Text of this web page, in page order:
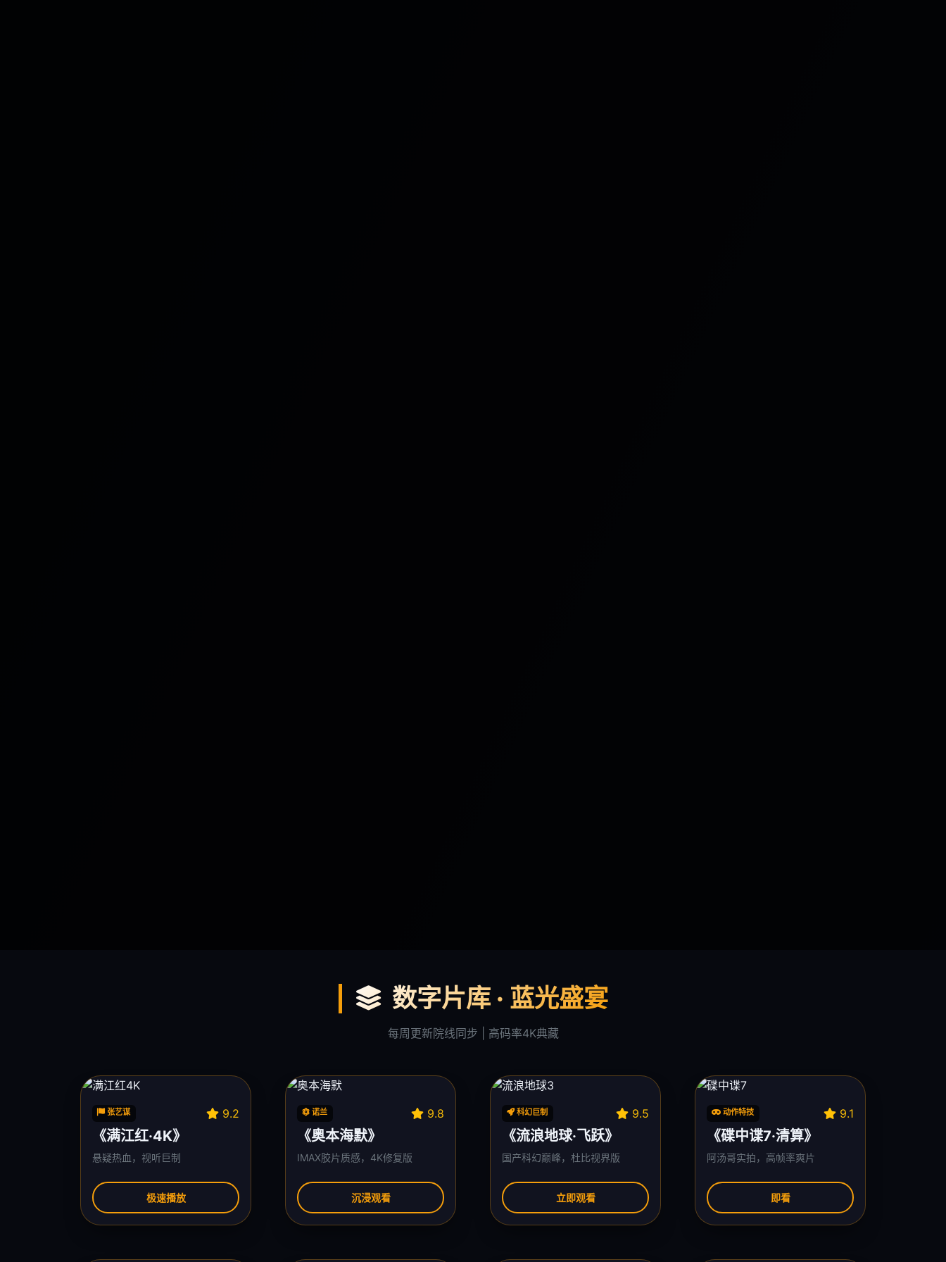
数字片库 · 蓝光盛宴
每周更新院线同步 | 高码率4K典藏
张艺谋 9.2
《满江红·4K》
悬疑热血，视听巨制
极速播放
诺兰 9.8
《奥本海默》
IMAX胶片质感，4K修复版
沉浸观看
科幻巨制 9.5
《流浪地球·飞跃》
国产科幻巅峰，杜比视界版
立即观看
动作特技 9.1
《碟中谍7·清算》
阿汤哥实拍，高帧率爽片
即看